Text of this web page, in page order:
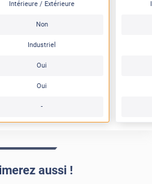
Intérieure / Extérieure
Non
Industriel
Oui
Oui
-
aussi !